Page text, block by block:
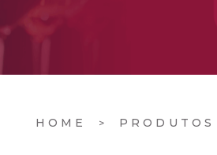
HOME PRODUTOS